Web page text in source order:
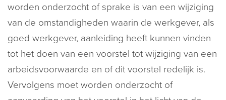
worden onderzocht of sprake is van een wijziging
van de omstandigheden waarin de werkgever, als
goed werkgever, aanleiding heeft kunnen vinden
tot het doen van een voorstel tot wijziging van een
arbeidsvoorwaarde en of dit voorstel redelijk is.
Vervolgens moet worden onderzocht of